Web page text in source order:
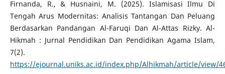
Firnanda, R., & Husnaini, M. (2025). Islamisasi Ilmu Di
Tengah Arus Modernitas: Analisis Tantangan Dan Peluang
Berdasarkan Pandangan Al-Faruqi Dan Al-Attas Rizky. Al-
Hikmah : Jurnal Pendidikan Dan Pendidikan Agama Islam,
7(2).
https://ejournal.uniks.ac.id/index.php/Alhikmah/article/view/